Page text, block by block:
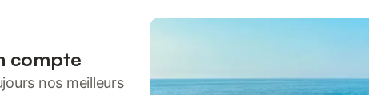
compte
nos meilleurs